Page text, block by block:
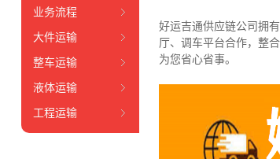
好运吉通供应链公司拥
厅、调车平台合作，整
为您省心省事。
业务流程
大件运输
整车运输
液体运输
工程运输